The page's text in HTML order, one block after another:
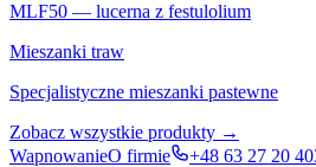
MLF50 — lucerna z festulolium
Mieszanki traw
Specjalistyczne mieszanki pastewne
Zobacz wszystkie produkty →
WapnowanieO firmie +48 63 27 20